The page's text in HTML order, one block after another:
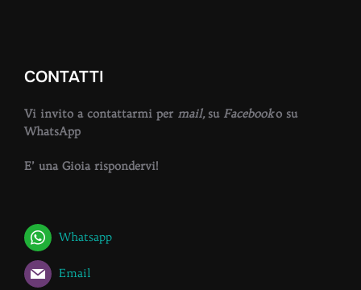
CONTATTI
Vi invito a contattarmi per mail, su Facebooko su
WhatsApp
E’ una Gioia rispondervi!
Whatsapp
Email